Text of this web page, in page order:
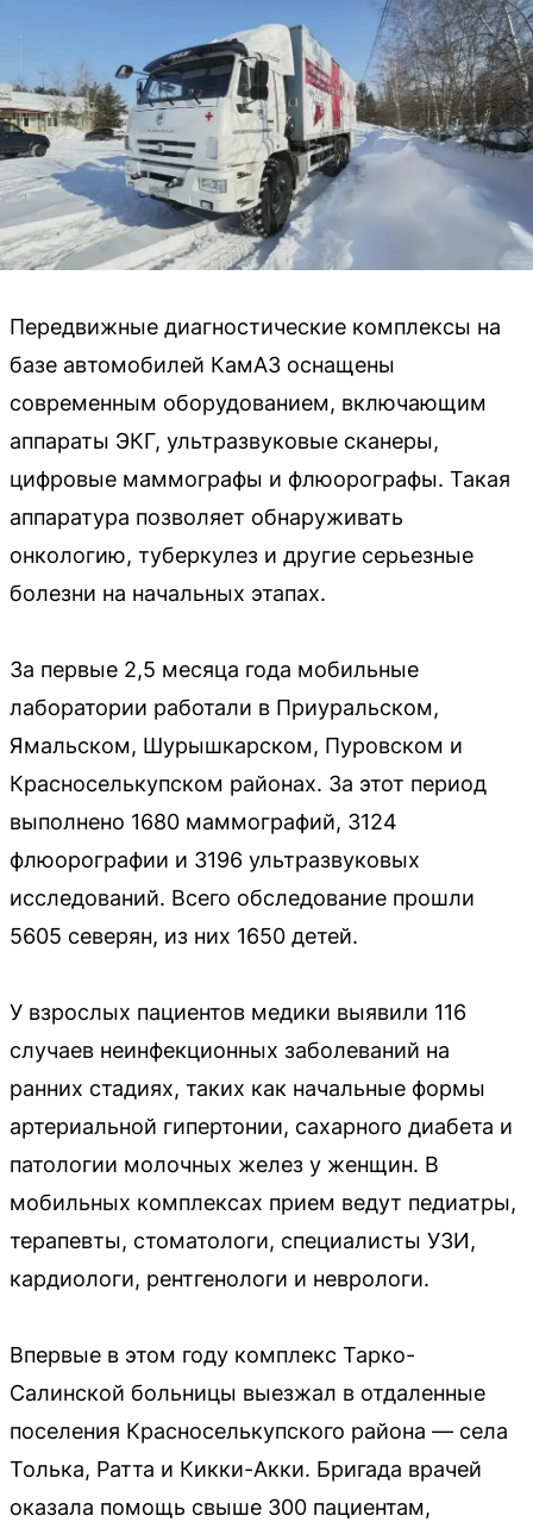
Передвижные диагностические комплексы на
базе автомобилей КамАЗ оснащены
современным оборудованием, включающим
аппараты ЭКГ, ультразвуковые сканеры,
цифровые маммографы и флюорографы. Такая
аппаратура позволяет обнаруживать
онкологию, туберкулез и другие серьезные
болезни на начальных этапах.
За первые 2,5 месяца года мобильные
лаборатории работали в Приуральском,
Ямальском, Шурышкарском, Пуровском и
Красноселькупском районах. За этот период
выполнено 1680 маммографий, 3124
флюорографии и 3196 ультразвуковых
исследований. Всего обследование прошли
5605 северян, из них 1650 детей.
У взрослых пациентов медики выявили 116
случаев неинфекционных заболеваний на
ранних стадиях, таких как начальные формы
артериальной гипертонии, сахарного диабета и
патологии молочных желез у женщин. В
мобильных комплексах прием ведут педиатры,
терапевты, стоматологи, специалисты УЗИ,
кардиологи, рентгенологи и неврологи.
Впервые в этом году комплекс Тарко-
Салинской больницы выезжал в отдаленные
поселения Красноселькупского района — села
Толька, Ратта и Кикки-Акки. Бригада врачей
оказала помощь свыше 300 пациентам,